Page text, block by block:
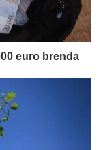
euro brenda